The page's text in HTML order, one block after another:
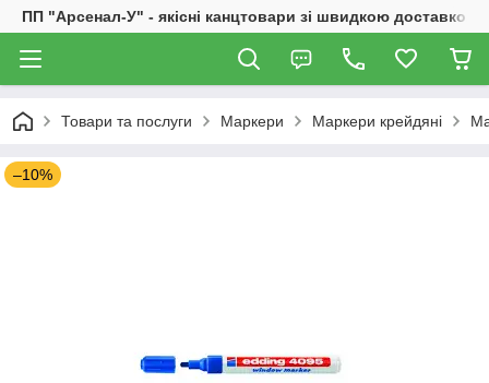
ПП "Арсенал-У" - якісні канцтовари зі швидкою доставкою
Товари та послуги Маркери Маркери крейдяні
–10%